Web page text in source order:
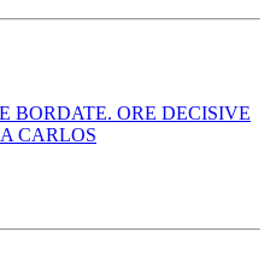
BORDATE. ORE DECISIVE
CARLOS